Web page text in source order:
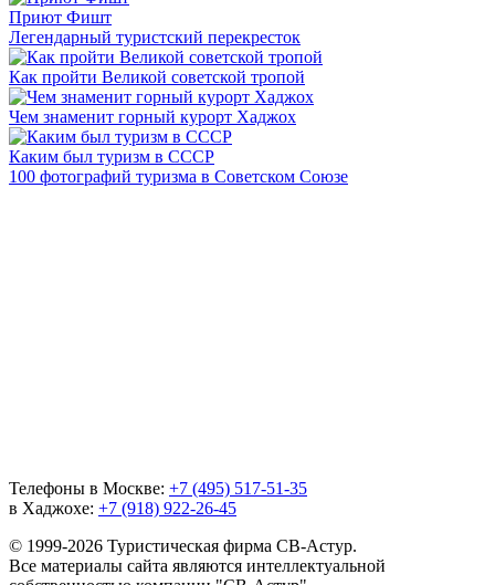
Приют Фишт
Легендарный туристский перекресток
Как пройти Великой советской тропой
Чем знаменит горный курорт Хаджох
Каким был туризм в СССР
100 фотографий туризма в Советском Союзе
Телефоны в Москве: +7 (495) 517-51-35
в Хаджохе: +7 (918) 922-26-45
© 1999-2026 Туристическая фирма СВ-Астур.
Все материалы сайта являются интеллектуальной